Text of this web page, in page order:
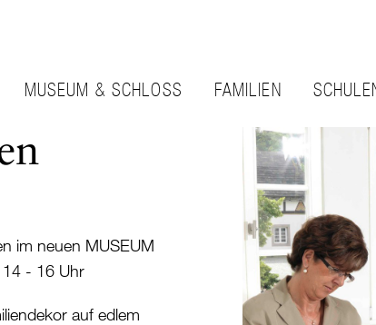
MUSEUM & SCHLOSS FAMILIEN
im neuen MUSEUM
14 - 16 Uhr
auf edlem